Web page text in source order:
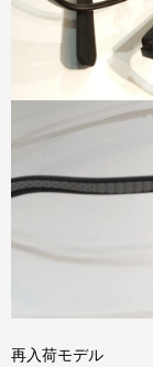
再入荷モデル